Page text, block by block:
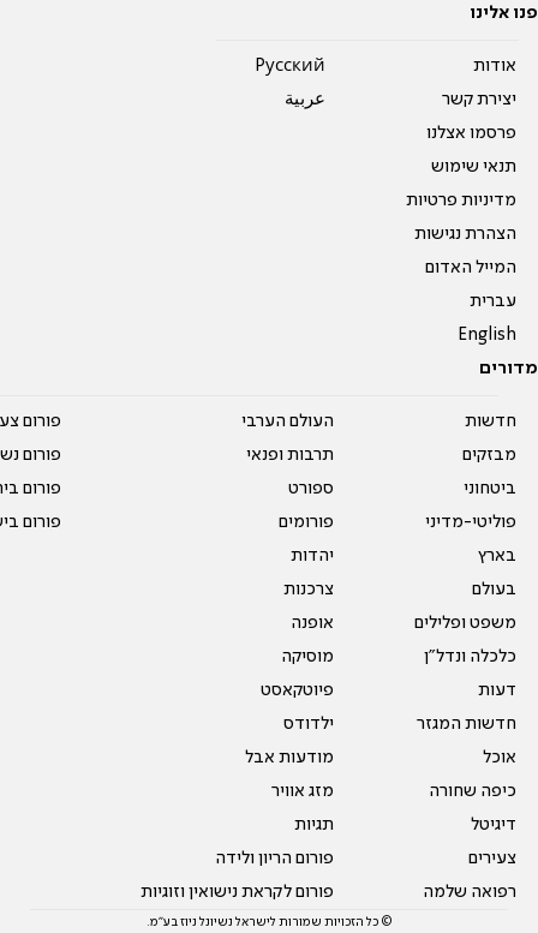
פנו אלינו
אודות
יצירת קשר
פרסמו אצלנו
תנאי שימוש
מדיניות פרטיות
הצהרת נגישות
המייל האדום
עברית
English
Pусский
عربية
מדורים
חדשות
מבזקים
ביטחוני
פוליטי-מדיני
בארץ
בעולם
משפט ופלילים
כלכלה ונדל"ן
דעות
חדשות המגזר
אוכל
כיפה שחורה
דיגיטל
צעירים
רפואה שלמה
העולם הערבי
תרבות ופנאי
ספורט
פורומים
יהדות
צרכנות
אופנה
מוסיקה
פיוטקאסט
ילדודס
מודעות אבל
מזג אוויר
תגיות
פורום הריון ולידה
פורום לקראת נישואין וזוגיות
פורום
פורום
פורום
פורום
© כל הזכויות שמורות לישראל נשיונל ניוז בע"מ.